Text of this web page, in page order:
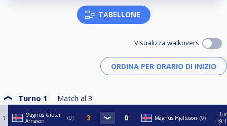
TABELLONE
Visualizza walkovers
Turno 1 Match al 3
1
Magnús Grétar
Árnason
0 Magnús Hjaltason 0